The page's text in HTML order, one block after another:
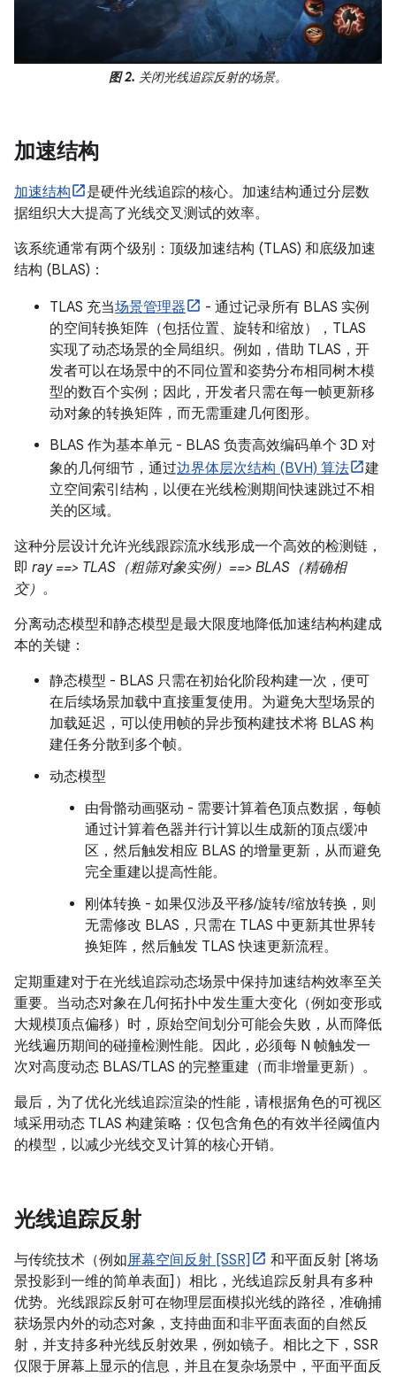
图 2. 关闭光线追踪反射的场景。
加速结构
加速结构
是硬件光线追踪的核心。加速结构通过分层数
据组织大大提高了光线交叉测试的效率。
该系统通常有两个级别：顶级加速结构 (TLAS) 和底级加速
结构 (BLAS)：
TLAS 充当场景管理器
- 通过记录所有 BLAS 实例
的空间转换矩阵（包括位置、旋转和缩放），TLAS
实现了动态场景的全局组织。例如，借助 TLAS，开
发者可以在场景中的不同位置和姿势分布相同树木模
型的数百个实例；因此，开发者只需在每一帧更新移
动对象的转换矩阵，而无需重建几何图形。
BLAS 作为基本单元 - BLAS 负责高效编码单个 3D 对
象的几何细节，通过边界体层次结构 (BVH) 算法
建
立空间索引结构，以便在光线检测期间快速跳过不相
关的区域。
这种分层设计允许光线跟踪流水线形成一个高效的检测链，
即 ray ==> TLAS（粗筛对象实例）==> BLAS（精确相
交） 。
分离动态模型和静态模型是最大限度地降低加速结构构建成
本的关键：
静态模型 - BLAS 只需在初始化阶段构建一次，便可
在后续场景加载中直接重复使用。为避免大型场景的
加载延迟，可以使用帧的异步预构建技术将 BLAS 构
建任务分散到多个帧。
动态模型
由骨骼动画驱动 - 需要计算着色顶点数据，每帧
通过计算着色器并行计算以生成新的顶点缓冲
区，然后触发相应 BLAS 的增量更新，从而避免
完全重建以提高性能。
刚体转换 - 如果仅涉及平移/旋转/缩放转换，则
无需修改 BLAS，只需在 TLAS 中更新其世界转
换矩阵，然后触发 TLAS 快速更新流程。
定期重建对于在光线追踪动态场景中保持加速结构效率至关
重要。当动态对象在几何拓扑中发生重大变化（例如变形或
大规模顶点偏移）时，原始空间划分可能会失败，从而降低
光线遍历期间的碰撞检测性能。因此，必须每 N 帧触发一
次对高度动态 BLAS/TLAS 的完整重建（而非增量更新）。
最后，为了优化光线追踪渲染的性能，请根据角色的可视区
域采用动态 TLAS 构建策略：仅包含角色的有效半径阈值内
的模型，以减少光线交叉计算的核心开销。
光线追踪反射
与传统技术（例如屏幕空间反射 [SSR]
和平面反射 [将场
景投影到一维的简单表面]）相比，光线追踪反射具有多种
优势。光线跟踪反射可在物理层面模拟光线的路径，准确捕
获场景内外的动态对象，支持曲面和非平面表面的自然反
射，并支持多种光线反射效果，例如镜子。相比之下，SSR
仅限于屏幕上显示的信息，并且在复杂场景中，平面平面反